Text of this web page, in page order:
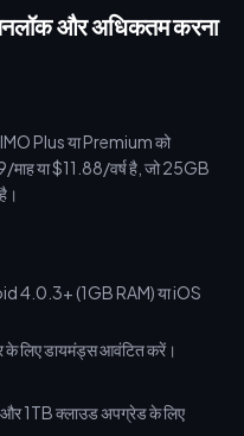
और अधिकतम करना
Plus या Premium को
या $11.88/वर्ष है, जो 25GB
4.0.3+ (1GB RAM) या iOS
के लिए डायमंड्स आवंटित करें।